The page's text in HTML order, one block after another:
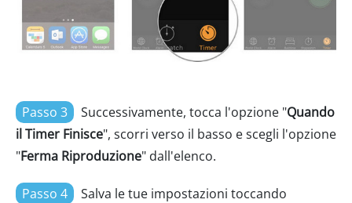
Passo 3 Successivamente, tocca l'opzione "Quando
il Timer Finisce", scorri verso il basso e scegli l'opzione
"Ferma Riproduzione" dall'elenco.
Passo 4
Salva le tue impostazioni toccando